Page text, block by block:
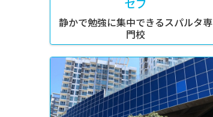
静かで勉強に集中できるスパルタ専
門校